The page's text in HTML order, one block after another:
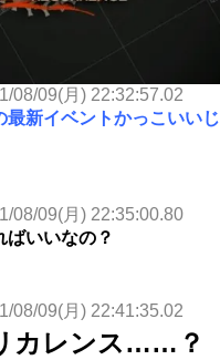
08/09(月) 22:32:57.02
最新イベントかっこいい
08/09(月) 22:35:00.80
ばいいなの？
08/09(月) 22:41:35.02
カレンス……？